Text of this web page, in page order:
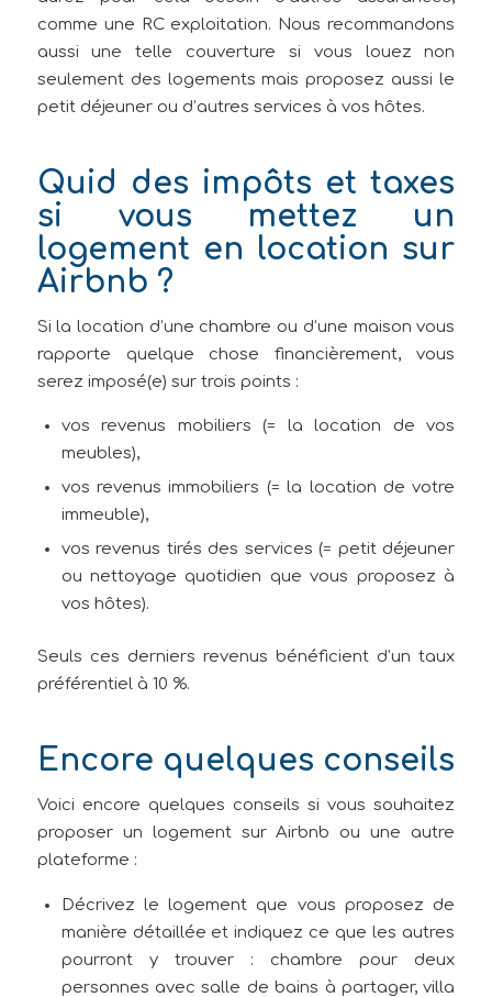
comme une RC exploitation. Nous recommandons
aussi une telle couverture si vous louez non
seulement des logements mais proposez aussi le
petit déjeuner ou d’autres services à vos hôtes.
Quid des impôts et taxes
si vous mettez un
logement en location sur
Airbnb ?
Si la location d’une chambre ou d’une maison vous
rapporte quelque chose financièrement, vous
serez imposé(e) sur trois points :
vos revenus mobiliers (= la location de vos
meubles),
vos revenus immobiliers (= la location de votre
immeuble),
vos revenus tirés des services (= petit déjeuner
ou nettoyage quotidien que vous proposez à
vos hôtes).
Seuls ces derniers revenus bénéficient d’un taux
préférentiel à 10 %.
Encore quelques conseils
Voici encore quelques conseils si vous souhaitez
proposer un logement sur Airbnb ou une autre
plateforme :
Décrivez le logement que vous proposez de
manière détaillée et indiquez ce que les autres
pourront y trouver : chambre pour deux
personnes avec salle de bains à partager, villa